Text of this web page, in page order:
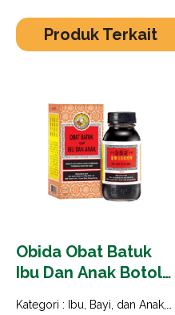
Produk Terkait
Obida Obat Batuk
Ibu Dan Anak Botol
Kategori : Ibu, Bayi, dan Anak